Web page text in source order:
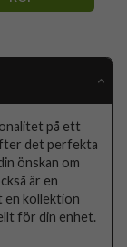
på ett
det perfekta
önskan om
är en
en kollektion
för din enhet.